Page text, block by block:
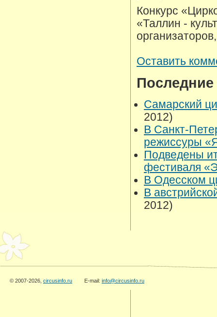
Конкурс
«Таллин -
Оставить
Самарский
2012)
В Санкт-
режиссуры
Подведены
фестиваля
В Одесском
В
2012)
© 2007-2026, circusinfo.ru E-mail: info@circusinfo.ru